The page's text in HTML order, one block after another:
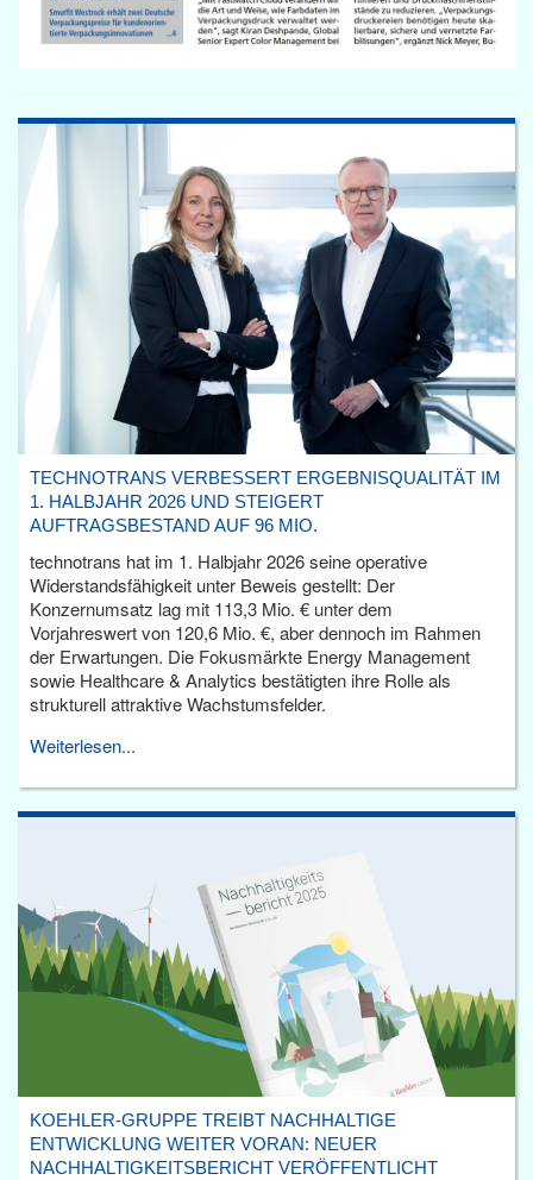
TECHNOTRANS VERBESSERT ERGEBNISQUALITÄT IM
1. HALBJAHR 2026 UND STEIGERT
AUFTRAGSBESTAND AUF 96 MIO.
technotrans hat im 1. Halbjahr 2026 seine operative
Widerstandsfähigkeit unter Beweis gestellt: Der
Konzernumsatz lag mit 113,3 Mio. € unter dem
Vorjahreswert von 120,6 Mio. €, aber dennoch im Rahmen
der Erwartungen. Die Fokusmärkte Energy Management
sowie Healthcare & Analytics bestätigten ihre Rolle als
strukturell attraktive Wachstumsfelder.
Weiterlesen...
KOEHLER-GRUPPE TREIBT NACHHALTIGE
ENTWICKLUNG WEITER VORAN: NEUER
NACHHALTIGKEITSBERICHT VERÖFFENTLICHT